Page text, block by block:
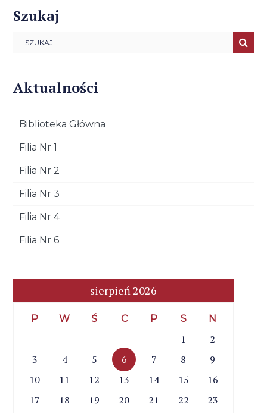
Szukaj
Aktualności
Biblioteka Główna
Filia Nr 1
Filia Nr 2
Filia Nr 3
Filia Nr 4
Filia Nr 6
sierpień 2026
P W Ś C P S N
1
2
3
4 5 6 7 8
9
10
11 12 13 14 15
16
17
18 19 20 21 22
23